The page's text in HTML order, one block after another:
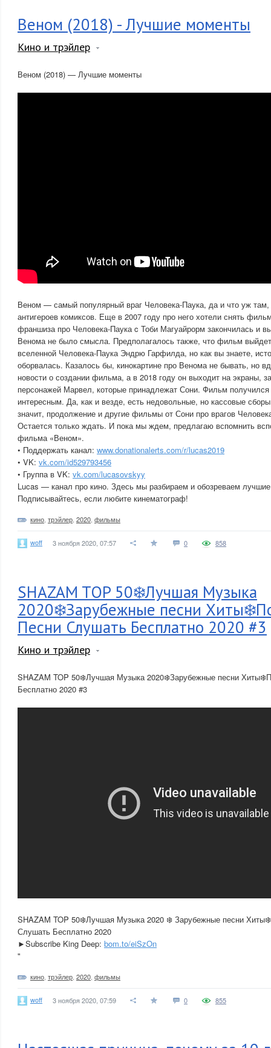
Веном (2018) - Лучшие моменты
Кино и трэйлер
Веном (2018) — Лучшие моменты
Веном — самый популярный враг Человека-Паука, да и что уж
антигероев комиксов. Еще в 2007 году про него хотели снять
франшиза про Человека-Паука c Тоби Магуайрорм закончилась и
Венома не было смысла. Предполагалось также, что фильм выйдет
вселенной Человека-Паука Эндрю Гарфилда, но как вы знаете,
оборвалась. Казалось бы, кинокартине про Венома не бывать, но
новости о создании фильма, а в 2018 году он выходит на экраны,
персонажей Марвел, которые принадлежат Сони. Фильм
интересным. Да, как и везде, есть недовольные, но кассовые
значит, продолжение и другие фильмы от Сони про врагов
Остается только ждать. И пока мы ждем, предлагаю вспомнить
фильма «Веном».
• Поддержать канал: www.donationalerts.com/r/lucas2019
• VK: vk.com/id529793456
• Группа в VK: vk.com/lucasovskyy
Lucas — канал про кино. Здесь мы разбираем и обозреваем
Подписывайтесь, если любите кинематограф!
кино трэйлер 2020 фильмы
woff 3 ноября 2020, 07:57 0 858
SHAZAM TOP 50❄️Лучшая Музыка
2020❄️Зарубежные песни
Песни Слушать Бесплатно 2020 #3
Кино и трэйлер
SHAZAM TOP 50❄️Лучшая Музыка 2020❄️Зарубежные песни
Бесплатно 2020 #3
SHAZAM TOP 50❄️Лучшая Музыка 2020 ❄️ Зарубежные песни
Слушать Бесплатно 2020
►Subscribe King Deep: bom.to/eiSzOn
"
кино трэйлер 2020 фильмы
woff 3 ноября 2020, 07:59 0 855